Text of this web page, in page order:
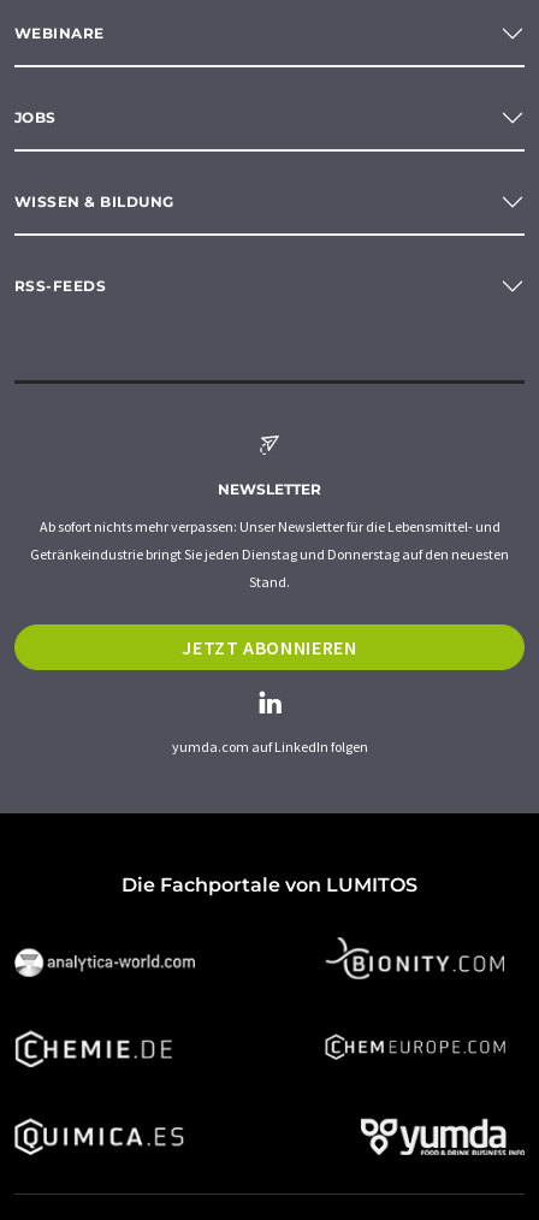
WEBINARE
JOBS
WISSEN & BILDUNG
RSS-FEEDS
NEWSLETTER
Ab sofort nichts mehr verpassen: Unser Newsletter für die Lebensmittel- und
Getränkeindustrie bringt Sie jeden Dienstag und Donnerstag auf den neuesten
Stand.
JETZT ABONNIEREN
yumda.com auf LinkedIn folgen
Die Fachportale von LUMITOS